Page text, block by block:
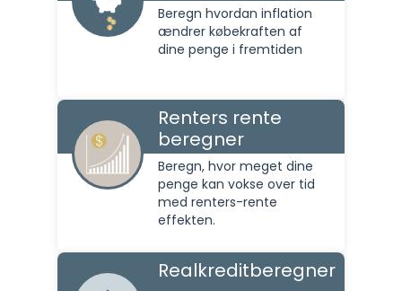
Beregn hvordan inflation
ændrer købekraften af
dine penge i fremtiden
Renters rente
beregner
Beregn, hvor meget dine
penge kan vokse over tid
med renters-rente
effekten.
Realkreditberegner